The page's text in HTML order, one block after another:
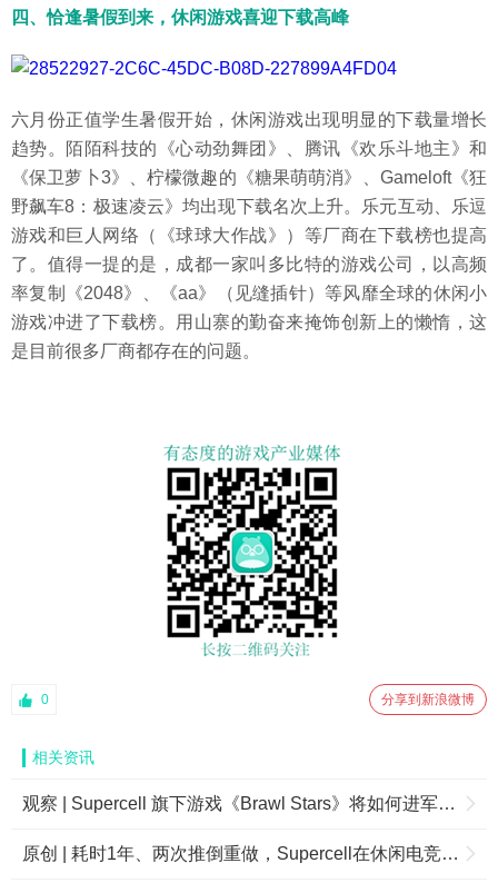
四、恰逢暑假到来，休闲游戏喜迎下载高峰
六月份正值学生暑假开始，休闲游戏出现明显的下载量增长
趋势。陌陌科技的《心动劲舞团》、腾讯《欢乐斗地主》和
《保卫萝卜3》、柠檬微趣的《糖果萌萌消》、Gameloft《狂
野飙车8：极速凌云》均出现下载名次上升。乐元互动、乐逗
游戏和巨人网络（《球球大作战》）等厂商在下载榜也提高
了。值得一提的是，成都一家叫多比特的游戏公司，以高频
率复制《2048》、《aa》（见缝插针）等风靡全球的休闲小
游戏冲进了下载榜。用山寨的勤奋来掩饰创新上的懒惰，这
是目前很多厂商都存在的问题。
0 分享到新浪微博
相关资讯
观察 | Supercell 旗下游戏《Brawl Stars》将如何进军亚洲地区市场
原创 | 耗时1年、两次推倒重做，Supercell在休闲电竞领域到底在尝试什么？